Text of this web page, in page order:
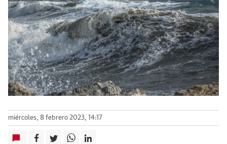
miércoles, 8 febrero 2023, 14:17